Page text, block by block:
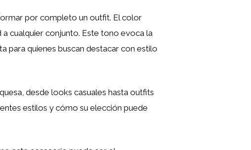
por completo un outfit. El color
cualquier conjunto. Este tono evoca la
para quienes buscan destacar con estilo
desde looks casuales hasta outfits
estilos y cómo su elección puede